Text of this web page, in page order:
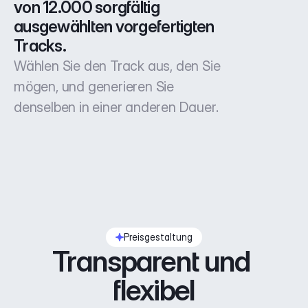
von 12.000 sorgfältig
ausgewählten vorgefertigten
Tracks.
Wählen Sie den Track aus, den Sie
mögen, und generieren Sie
denselben in einer anderen Dauer.
Preisgestaltung
Transparent und
flexibel